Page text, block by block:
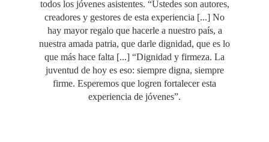
todos los jóvenes asistentes. “Ustedes son autores,
creadores y gestores de esta experiencia [...] No
hay mayor regalo que hacerle a nuestro país, a
nuestra amada patria, que darle dignidad, que es lo
que más hace falta [...] “Dignidad y firmeza. La
juventud de hoy es eso: siempre digna, siempre
firme. Esperemos que logren fortalecer esta
experiencia de jóvenes”.